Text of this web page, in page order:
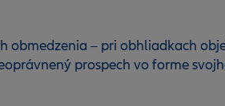
– pri obhliadkach
prospech vo forme